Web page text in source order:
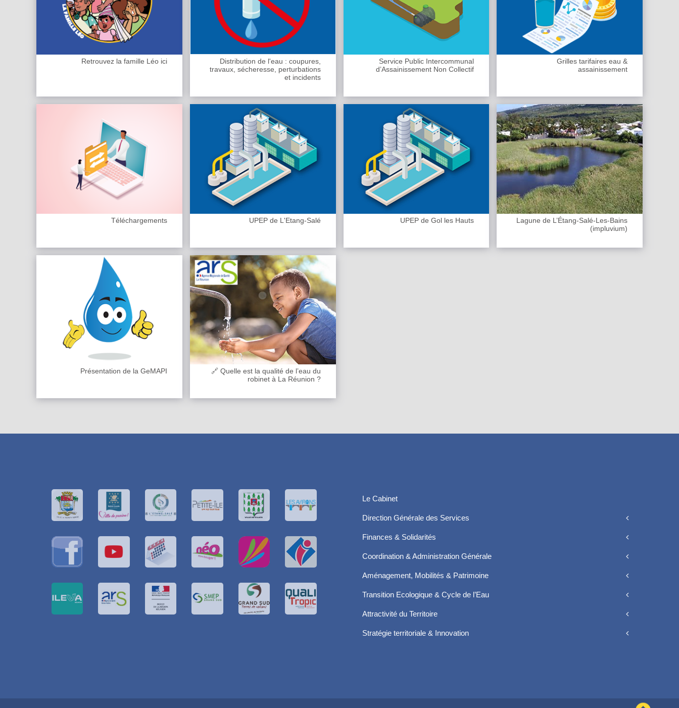
Retrouvez la famille Léo ici
Distribution de l'eau : coupures,
travaux, sécheresse, perturbations
et incidents
Service Public Intercommunal
d’Assainissement Non Collectif
Grilles tarifaires eau &
assainissement
Téléchargements UPEP de L'Etang-Salé UPEP de Gol les Hauts
Lagune de L’Étang-Salé-Les-Bains
(impluvium)
Présentation de la GeMAPI
🔗 Quelle est la qualité de l’eau du
robinet à La Réunion ?
Le Cabinet
Direction Générale des Services
Finances & Solidarités
Coordination & Administration Générale
Aménagement, Mobilités & Patrimoine
Transition Ecologique & Cycle de l’Eau
Attractivité du Territoire
Stratégie territoriale & Innovation